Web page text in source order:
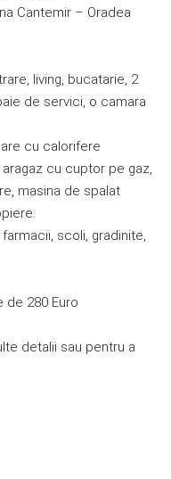
Cantemir – Oradea
living, bucatarie, 2
de servici, o camara
cu calorifere
cu cuptor pe gaz,
masina de spalat
scoli, gradinite,
de 280 Euro
detalii sau pentru a